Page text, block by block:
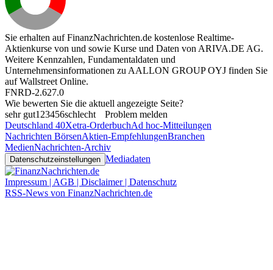
Sie erhalten auf FinanzNachrichten.de kostenlose Realtime-
Aktienkurse von und sowie Kurse und Daten von ARIVA.DE AG.
Weitere Kennzahlen, Fundamentaldaten und
Unternehmensinformationen zu AALLON GROUP OYJ finden Sie
aufWallstreet Online.
FNRD-2.627.0
Wie bewerten Sie die aktuell angezeigte Seite?
sehr gut1 23456schlecht
Problem melden
Deutschland 40Xetra-OrderbuchAd hoc-Mitteilungen
Nachrichten BörsenAktien-EmpfehlungenBranchen
MedienNachrichten-Archiv
Datenschutzeinstellungen Mediadaten
Impressum | AGB | Disclaimer | Datenschutz
RSS-News von FinanzNachrichten.de